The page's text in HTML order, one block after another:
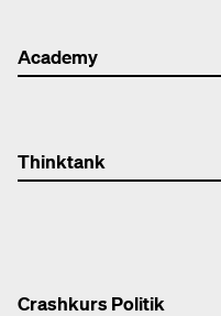
Academy
Thinktank
Crashkurs Politik